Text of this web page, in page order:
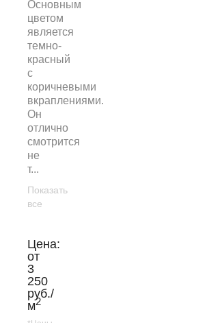
Основным
цветом
является
темно-
красный
с
коричневыми
вкраплениями.
Он
отлично
смотрится
не
т...
Показать
все
Цена:
от
3
250
руб./
м2